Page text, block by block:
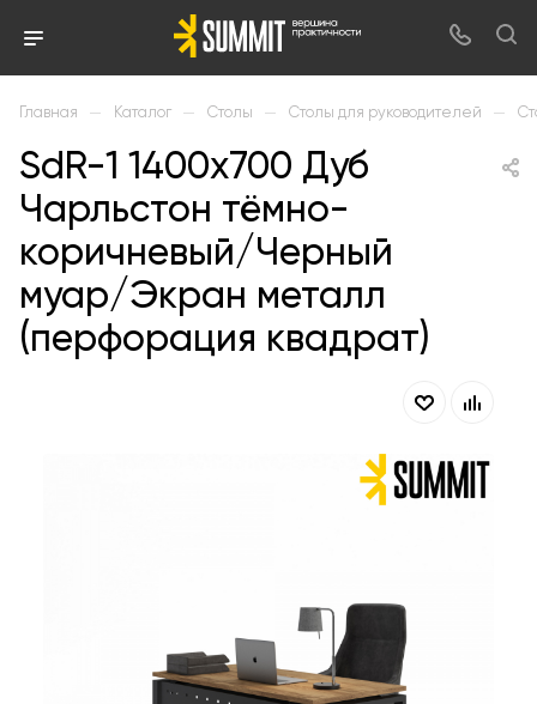
Главная — Каталог — Столы — Столы для руководителей —
SdR-1 1400х700 Дуб
Чарльстон тёмно-
коричневый/Черный
муар/Экран металл
(перфорация квадрат)